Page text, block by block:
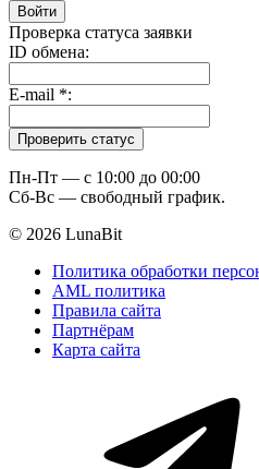
Проверка статуса заявки
ID обмена:
E-mail *:
Пн-Пт — c 10:00 до 00:00
Сб-Вс — свободный график.
© 2026 LunaBit
Политика обработки
AML политика
Правила сайта
Партнёрам
Карта сайта